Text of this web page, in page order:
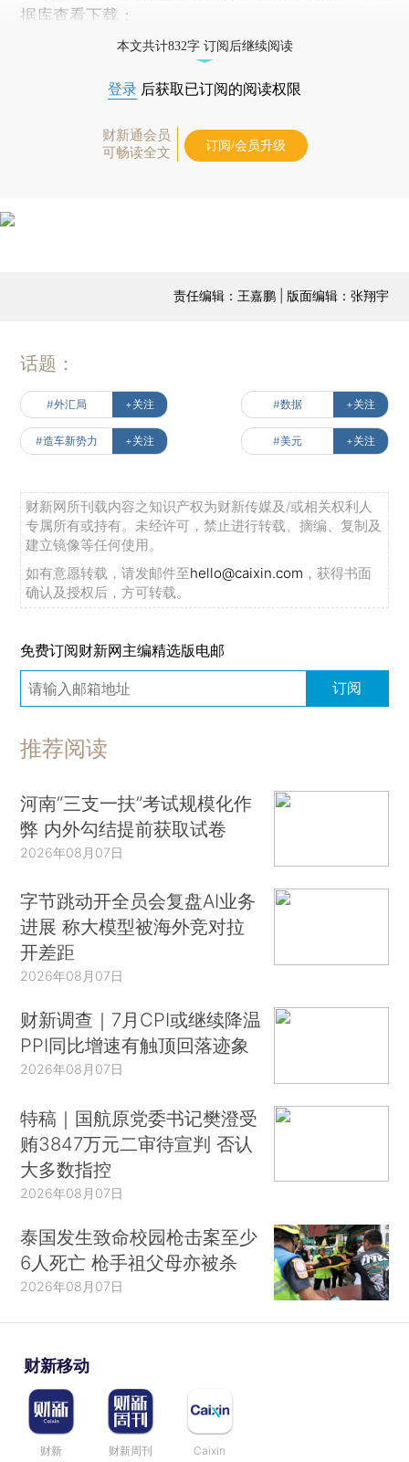
据库查看下载：
本文共计832字 订阅后继续阅读
登录 后获取已订阅的阅读权限
财新通会员
可畅读全文
订阅/会员升级
责任编辑：王嘉鹏 | 版面编辑：张翔宇
话题：
#外汇局 +关注 #数据 +关注
#造车新势力 +关注 #美元 +关注
财新网所刊载内容之知识产权为财新传媒及/或相关权利人
专属所有或持有。未经许可，禁止进行转载、摘编、复制及
建立镜像等任何使用。
如有意愿转载，请发邮件至hello@caixin.com ，获得书面
确认及授权后，方可转载。
免费订阅财新网主编精选版电邮
订阅
推荐阅读
河南“三支一扶”考试规模化作
弊 内外勾结提前获取试卷
2026年08月07日
字节跳动开全员会复盘AI业务
进展 称大模型被海外竞对拉
开差距
2026年08月07日
财新调查｜7月CPI或继续降温
PPI同比增速有触顶回落迹象
2026年08月07日
特稿｜国航原党委书记樊澄受
贿3847万元二审待宣判 否认
大多数指控
2026年08月07日
泰国发生致命校园枪击案至少
6人死亡 枪手祖父母亦被杀
2026年08月07日
财新移动
财新 财新周刊 Caixin